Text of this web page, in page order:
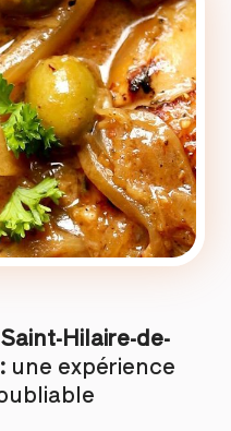
Hilaire-de-
une expérience